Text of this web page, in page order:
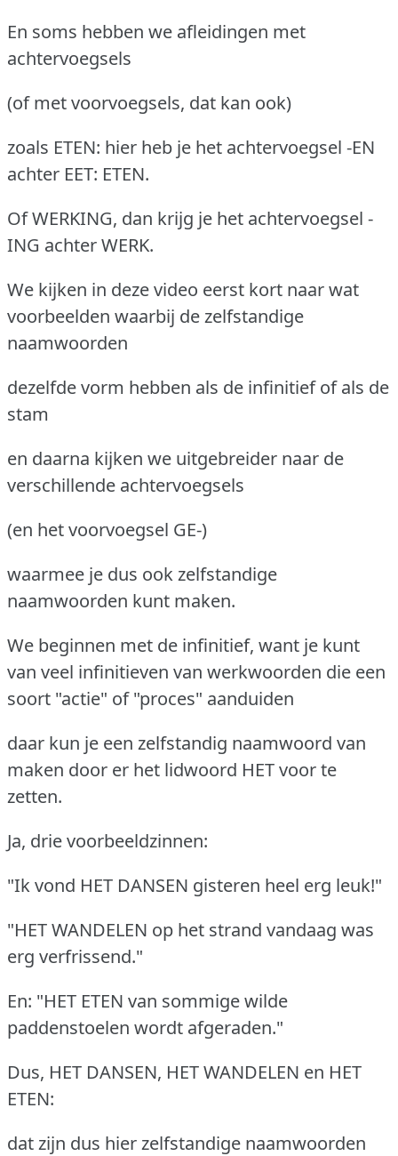
En soms hebben we afleidingen met
achtervoegsels
(of met voorvoegsels, dat kan ook)
zoals ETEN: hier heb je het achtervoegsel -EN
achter EET: ETEN.
Of WERKING, dan krijg je het achtervoegsel -
ING achter WERK.
We kijken in deze video eerst kort naar wat
voorbeelden waarbij de zelfstandige
naamwoorden
dezelfde vorm hebben als de infinitief of als de
stam
en daarna kijken we uitgebreider naar de
verschillende achtervoegsels
(en het voorvoegsel GE-)
waarmee je dus ook zelfstandige
naamwoorden kunt maken.
We beginnen met de infinitief, want je kunt
van veel infinitieven van werkwoorden die een
soort "actie" of "proces" aanduiden
daar kun je een zelfstandig naamwoord van
maken door er het lidwoord HET voor te
zetten.
Ja, drie voorbeeldzinnen:
"Ik vond HET DANSEN gisteren heel erg leuk!"
"HET WANDELEN op het strand vandaag was
erg verfrissend."
En: "HET ETEN van sommige wilde
paddenstoelen wordt afgeraden."
Dus, HET DANSEN, HET WANDELEN en HET
ETEN:
dat zijn dus hier zelfstandige naamwoorden